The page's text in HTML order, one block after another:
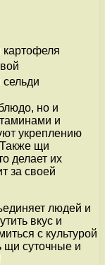
картофеля
но и
и
укреплению
щи
делает их
за своей
людей и
вкус и
с культурой
щи суточные и